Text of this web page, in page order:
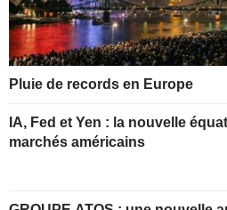
Pluie de records en Europe
IA, Fed et Yen : la nouvelle
marchés américains